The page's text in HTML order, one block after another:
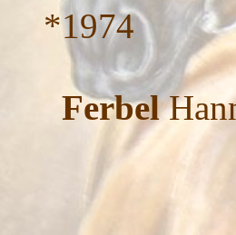
*1974
Ferbel